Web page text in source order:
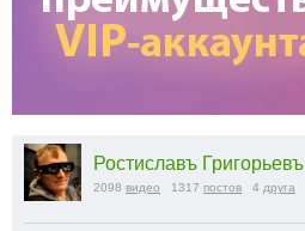
Ростиславъ Григорьевъ
2098 видео 1317 постов 4 друга